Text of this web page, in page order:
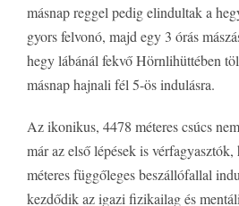
másnap reggel pedig elindultak a
gyors felvonó, majd egy 3 órás
hegy lábánál fekvő Hörnlihüttében
másnap hajnali fél 5-ös indulásra.
Az ikonikus, 4478 méteres csúcs
már az első lépések is
méteres függőleges beszállófallal
kezdődik az igazi fizikailag és